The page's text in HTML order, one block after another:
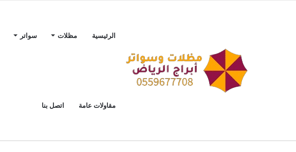
الرئيسية مظلات سواتر
مقاولات عامة اتصل بنا